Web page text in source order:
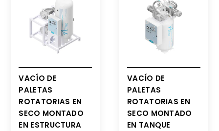
VACÍO DE
PALETAS
ROTATORIAS EN
SECO MONTADO
EN ESTRUCTURA
VACÍO DE
PALETAS
ROTATORIAS EN
SECO MONTADO
EN TANQUE